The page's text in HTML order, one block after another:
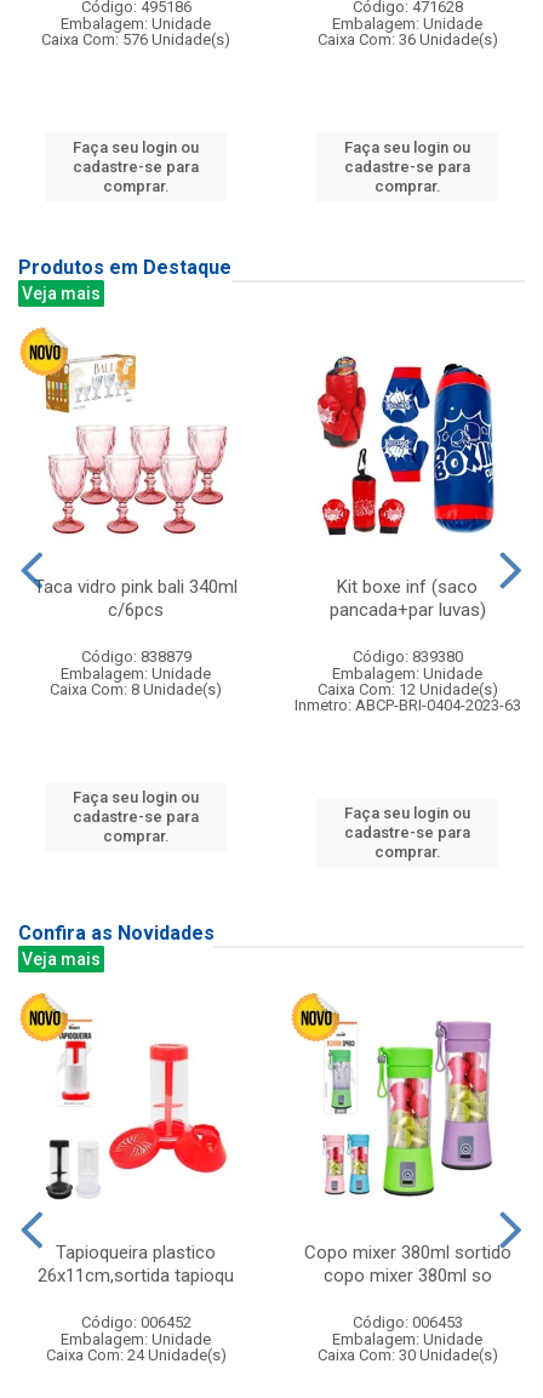
Código: 495186
Embalagem: Unidade
Caixa Com: 576 Unidade(s)
Faça seu login ou
cadastre-se para
comprar.
Código: 471628
Embalagem: Unidade
Caixa Com: 36 Unidade(s)
Faça seu login ou
cadastre-se para
comprar.
Produtos em Destaque
Veja mais
Taca vidro pink bali 340ml
c/6pcs
Código: 838879
Embalagem: Unidade
Caixa Com: 8 Unidade(s)
Faça seu login ou
cadastre-se para
comprar.
Kit boxe inf (saco
pancada+par luvas)
Código: 839380
Embalagem: Unidade
Caixa Com: 12 Unidade(s)
Inmetro: ABCP-BRI-0404-2023-63
Faça seu login ou
cadastre-se para
comprar.
Confira as Novidades
Veja mais
Tapioqueira plastico
26x11cm,sortida tapioqu
Código: 006452
Embalagem: Unidade
Caixa Com: 24 Unidade(s)
Copo mixer 380ml sortido
copo mixer 380ml so
Código: 006453
Embalagem: Unidade
Caixa Com: 30 Unidade(s)